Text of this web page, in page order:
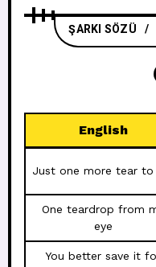
ŞARKI SÖZÜ
English
Just one more tear to
One teardrop from
eye
You better save it